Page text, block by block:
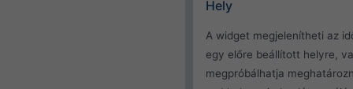
Hely
A widget megjelenítheti az
egy előre beállított helyre,
megpróbálhatja